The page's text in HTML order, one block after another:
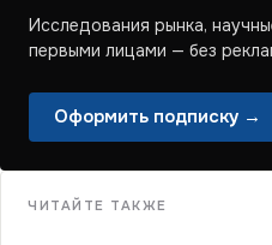
Исследования рынка,
первыми лицами — без
Оформить подписку →
ЧИТАЙТЕ ТАКЖЕ